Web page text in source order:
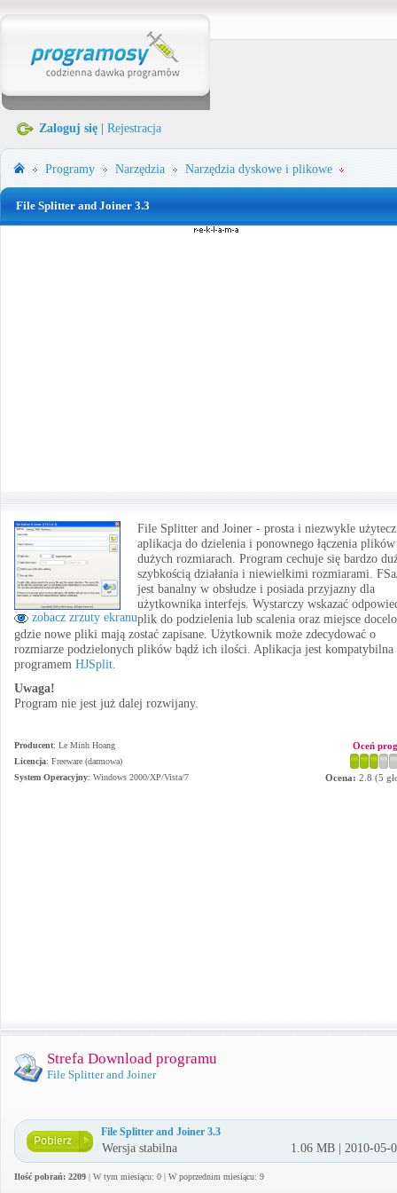
Zaloguj się Rejestracja
Programy Narzędzia Narzędzia dyskowe i plikowe
File Splitter and Joiner 3.3
zobacz zrzuty ekranu
File Splitter and Joiner - prosta i niezwykle
aplikacja do dzielenia i ponownego łączenia
dużych rozmiarach. Program cechuje się bardzo
szybkością działania i niewielkimi rozmiarami.
jest banalny w obsłudze i posiada przyjazny dla
użytkownika interfejs. Wystarczy wskazać
plik do podzielenia lub scalenia oraz miejsce
gdzie nowe pliki mają zostać zapisane. Użytkownik może zdecydować o
rozmiarze podzielonych plików bądź ich ilości. Aplikacja jest kompatybilna
programem HJSplit.
Uwaga!
Program nie jest już dalej rozwijany.
Producent: Le Minh Hoang
Licencja: Freeware (darmowa)
System Operacyjny: Windows 2000/XP/Vista/7
Oceń
Ocena: 2.8 (5
Strefa Download programu
File Splitter and Joiner
File Splitter and Joiner 3.3
Wersja stabilna 1.06 MB | 2010-05-
Ilość pobrań: 2209 | W tym miesiącu: 0 | W poprzednim miesiącu: 9